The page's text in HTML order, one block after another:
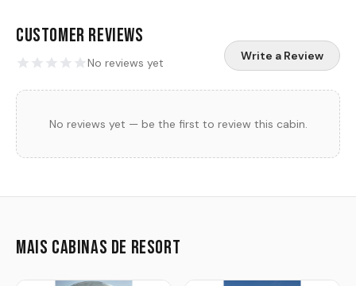
Customer Reviews
No reviews yet Write a Review
No reviews yet — be the first to review this cabin.
Mais cabinas de resort